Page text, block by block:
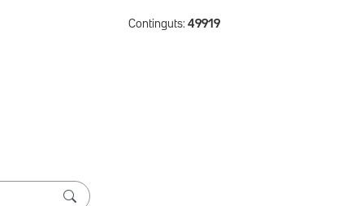
Continguts: 49919